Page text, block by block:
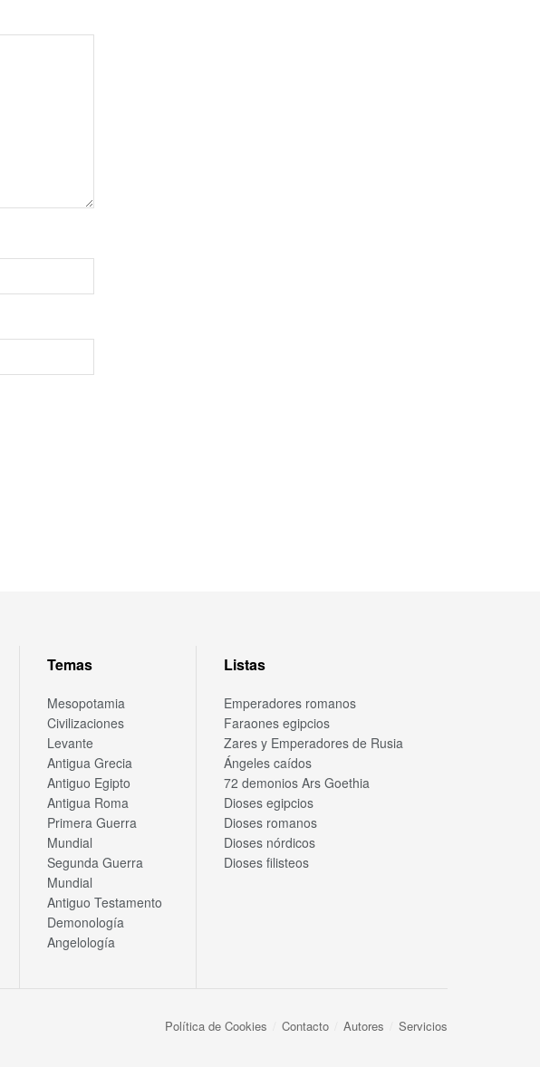
Temas
Mesopotamia
Civilizaciones
Levante
Antigua Grecia
Antiguo Egipto
Antigua Roma
Primera Guerra
Mundial
Segunda Guerra
Mundial
Antiguo Testamento
Demonología
Angelología
Listas
Emperadores romanos
Faraones egipcios
Zares y Emperadores de Rusia
Ángeles caídos
72 demonios Ars Goethia
Dioses egipcios
Dioses romanos
Dioses nórdicos
Dioses filisteos
Política de Cookies Contacto Autores Servicios